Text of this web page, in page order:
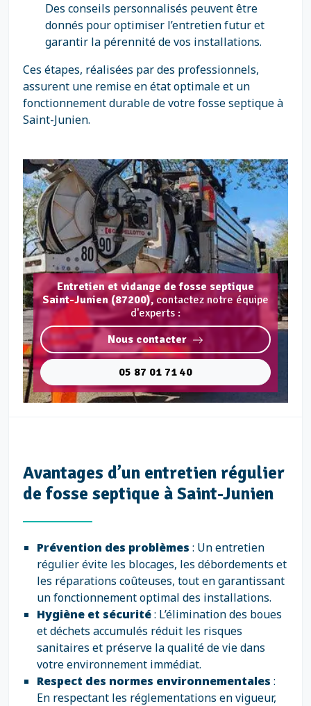
Des conseils personnalisés peuvent être
donnés pour optimiser l’entretien futur et
garantir la pérennité de vos installations.
Ces étapes, réalisées par des professionnels,
assurent une remise en état optimale et un
fonctionnement durable de votre fosse septique à
Saint-Junien.
Entretien et vidange de fosse septique
Saint-Junien (87200), contactez notre équipe
d'experts :
Nous contacter
05 87 01 71 40
Avantages d’un entretien régulier
de fosse septique à Saint-Junien
Prévention des problèmes : Un entretien
régulier évite les blocages, les débordements et
les réparations coûteuses, tout en garantissant
un fonctionnement optimal des installations.
Hygiène et sécurité: L’élimination des boues
et déchets accumulés réduit les risques
sanitaires et préserve la qualité de vie dans
votre environnement immédiat.
Respect des normes environnementales :
En respectant les réglementations en vigueur,